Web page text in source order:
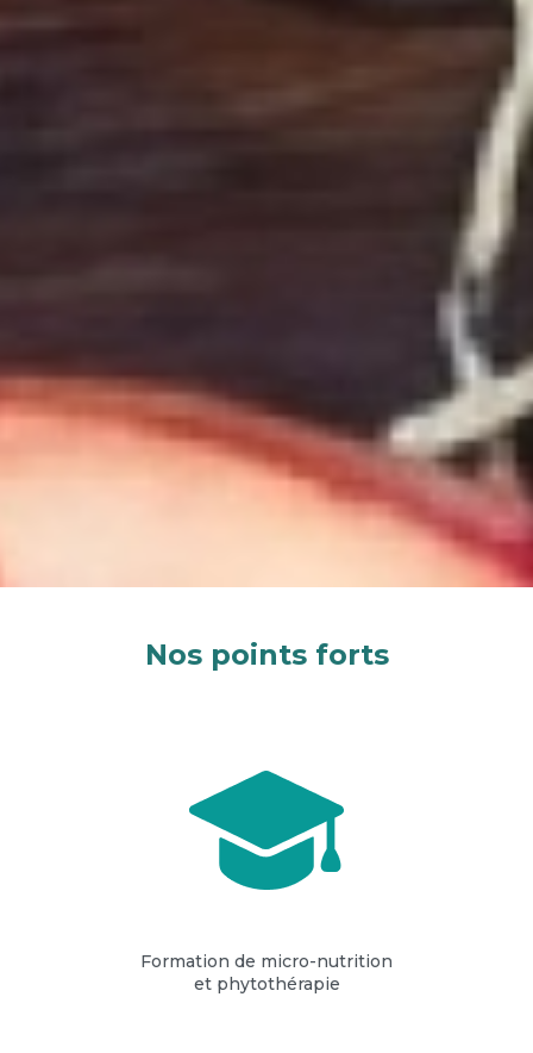
Nos points forts
Formation de micro-nutrition
et phytothérapie